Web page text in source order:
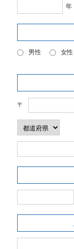
年
男性 女性
〒